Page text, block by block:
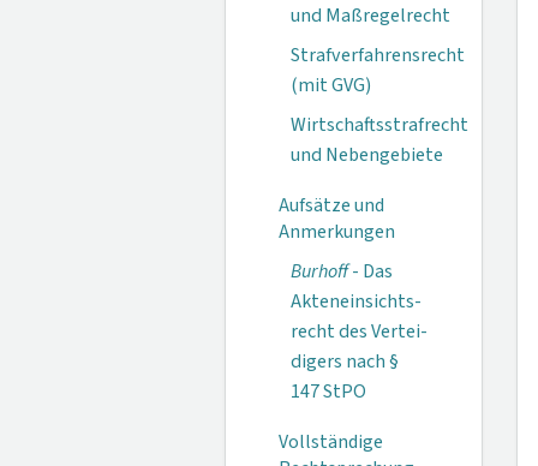
und Maßregelrecht
Strafverfahrensrecht
(mit GVG)
Wirtschaftsstrafrecht
und Nebengebiete
Aufsätze und
Anmerkungen
Burhoff- Das
Akteneinsichts­
recht des Vertei­
digers nach §
147 StPO
Vollständige